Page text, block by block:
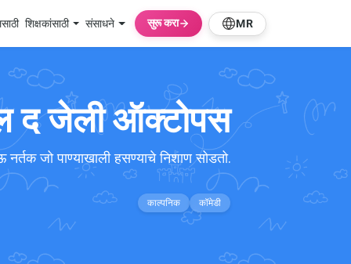
शिक्षकांसाठी संसाधने सुरू करा MR
द जेली ऑक्टोपस
जो पाण्याखाली हसण्याचे निशाण सोडतो.
काल्पनिक कॉमेडी